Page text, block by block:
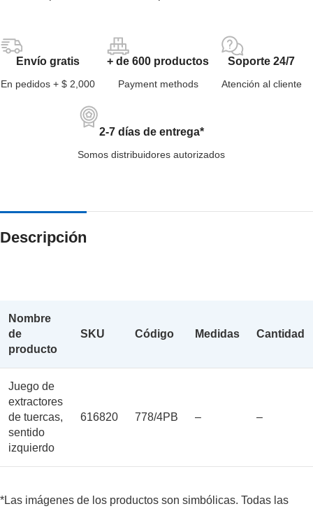
Envío gratis
En pedidos + $ 2,000
+ de 600 productos
Payment methods
Soporte 24/7
Atención al cliente
2-7 días de entrega*
Somos distribuidores autorizados
Descripción
Nombre
de
producto
SKU Código Medidas Cantidad
Juego de
extractores
de tuercas,
sentido
izquierdo
616820 778/4PB – –
*Las imágenes de los productos son simbólicas. Todas las